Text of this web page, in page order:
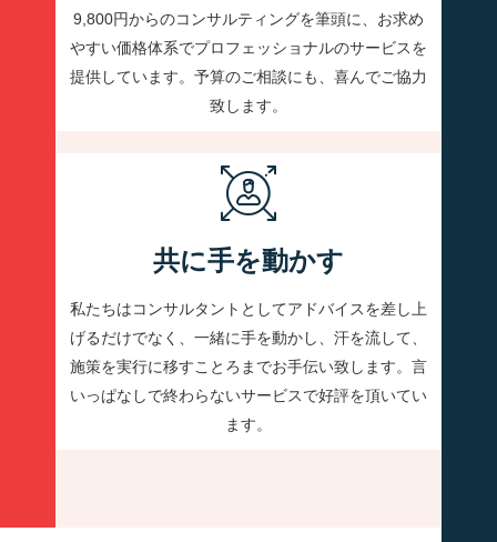
9,800円からのコンサルティングを筆頭に、お求め
やすい価格体系でプロフェッショナルのサービスを
提供しています。予算のご相談にも、喜んでご協力
致します。
共に手を動かす
私たちはコンサルタントとしてアドバイスを差し上
げるだけでなく、一緒に手を動かし、汗を流して、
施策を実行に移すことろまでお手伝い致します。言
いっぱなしで終わらないサービスで好評を頂いてい
ます。